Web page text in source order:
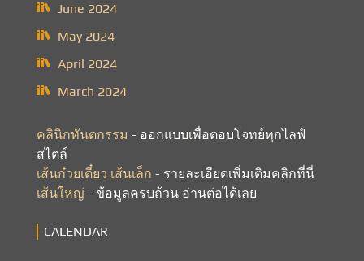
June 2024
May 2024
April 2024
March 2024
คลินิกทันตกรรม - ออกแบบเพื่อตอบโจทย์ทุกไลฟ์
สไตล์
เส้นก๋วยเตี๋ยว เส้นเล็ก - รายละเอียดเพิ่มเติมคลิกที่นี่
เส้นใหญ่ - ข้อมูลครบถ้วน อ่านต่อได้เลย
CALENDAR